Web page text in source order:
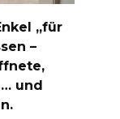
„für
–
und